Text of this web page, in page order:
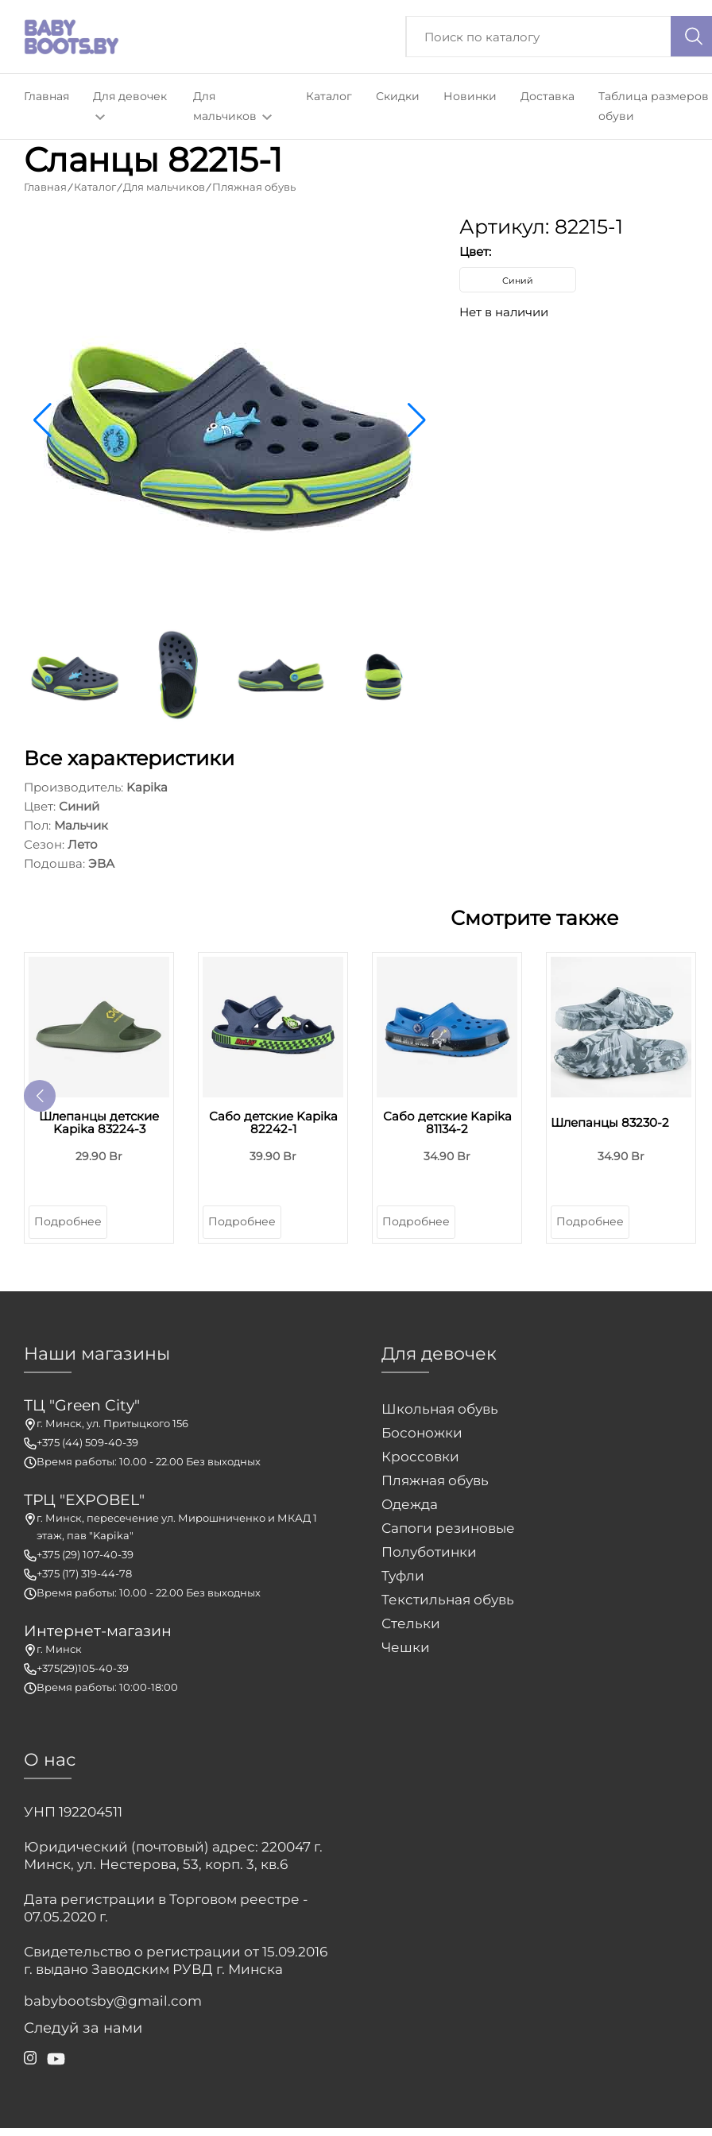
Главная Для девочек
Для
мальчиков
Каталог Скидки Новинки Доставка
Таблица размеров
обуви
Сланцы 82215-1
Главная Каталог Для мальчиков Пляжная обувь
Артикул: 82215-1
Цвет:
Синий
Нет в наличии
Все характеристики
Производитель: Kapika
Цвет: Синий
Пол: Мальчик
Сезон: Лето
Подошва: ЭВА
Смотрите также
Шлепанцы детские
Kapika 83224-3
29.90 Br
Подробнее
Сабо детские Kapika
82242-1
39.90 Br
Подробнее
Сабо детские Kapika
81134-2
34.90 Br
Подробнее
Шлепанцы 83230-2
34.90 Br
Подробнее
Наши магазины
ТЦ "Green City"
г. Минск, ул. Притыцкого 156
+375 (44) 509-40-39
Время работы: 10.00 - 22.00 Без выходных
ТРЦ "EXPOBEL"
г. Минск, пересечение ул. Мирошниченко и МКАД 1
этаж, пав "Kapika"
+375 (29) 107-40-39
+375 (17) 319-44-78
Время работы: 10.00 - 22.00 Без выходных
Интернет-магазин
г. Минск
+375(29)105-40-39
Время работы: 10:00-18:00
Для девочек
Школьная обувь
Босоножки
Кроссовки
Пляжная обувь
Одежда
Сапоги резиновые
Полуботинки
Туфли
Текстильная обувь
Стельки
Чешки
О нас
УНП 192204511
Юридический (почтовый) адрес: 220047 г.
Минск, ул. Нестерова, 53, корп. 3, кв.6
Дата регистрации в Торговом реестре -
07.05.2020 г.
Свидетельство о регистрации от 15.09.2016
г. выдано Заводским РУВД г. Минска
babybootsby@gmail.com
Следуй за нами
Instagram
YouTube